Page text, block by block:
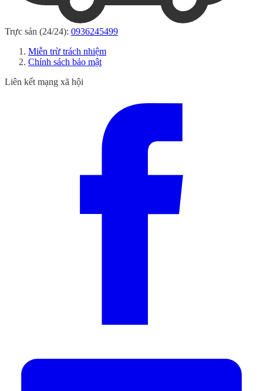
Trực sản (24/24): 0936245499
Miễn trừ trách nhiệm
Chính sách bảo mật
Liên kết mạng xã hội